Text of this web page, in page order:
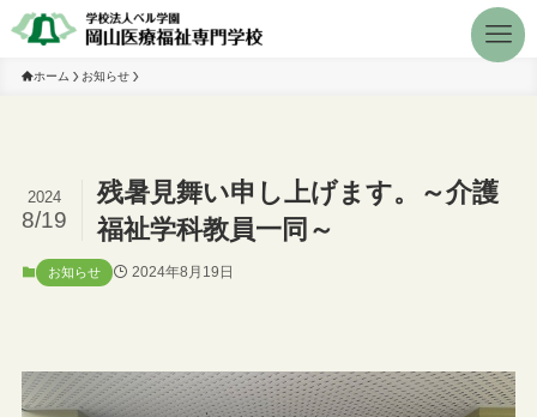
ホーム お知らせ
残暑見舞い申し上げます。～介護
福祉学科教員一同～
2024
8/19
お知らせ 2024年8月19日